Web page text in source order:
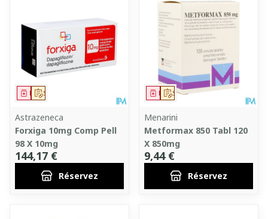
Sur prescription
Médicament
Astrazeneca
Forxiga 10mg Comp Pell
98 X 10mg
144,17 €
Réservez
Sur prescription
Médicament
Menarini
Metformax 850 Tabl 120
X 850mg
9,44 €
Réservez